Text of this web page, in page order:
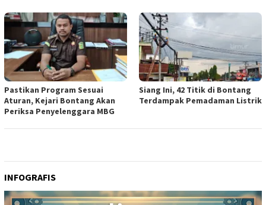
Pastikan Program Sesuai
Aturan, Kejari Bontang Akan
Periksa Penyelenggara MBG
Siang Ini, 42 Titik di Bontang
Terdampak Pemadaman Listrik
INFOGRAFIS